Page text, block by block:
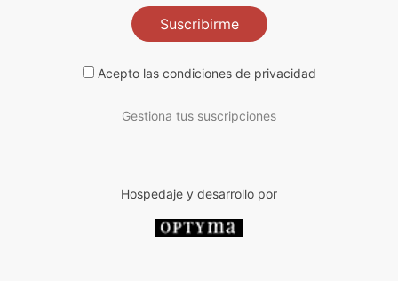
Suscribirme
Acepto las condiciones de privacidad
Gestiona tus suscripciones
Hospedaje y desarrollo por